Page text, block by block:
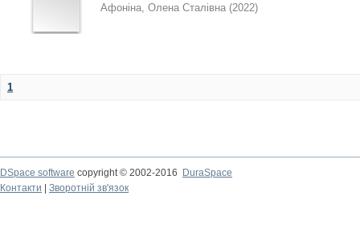
Афоніна, Олена Сталівна (2022)
1
DSpace software copyright © 2002-2016
DuraSpace
Контакти
Зворотній зв'язок